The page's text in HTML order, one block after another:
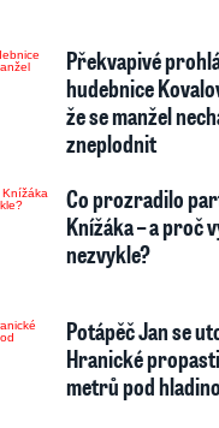
Překvapivé
hudebnice
že se manžel
zneplodnit
Co prozradilo
Knížáka – a proč
nezvykle?
Potápěč Jan se
Hranické
metrů pod